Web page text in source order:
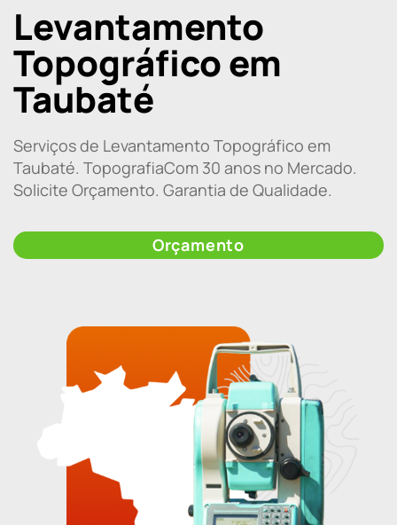
Levantamento
Topográfico em
Taubaté
Serviços de Levantamento Topográfico em
Taubaté. TopografiaCom 30 anos no Mercado.
Solicite Orçamento. Garantia de Qualidade.
Orçamento